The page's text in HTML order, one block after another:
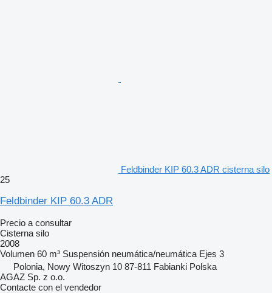
Feldbinder KIP 60.3 ADR cisterna silo
25
Feldbinder KIP 60.3 ADR
Precio a consultar
Cisterna silo
2008
Volumen 60 m³ Suspensión neumática/neumática Ejes 3
Polonia, Nowy Witoszyn 10 87-811 Fabianki Polska
AGAZ Sp. z o.o.
Contacte con el vendedor